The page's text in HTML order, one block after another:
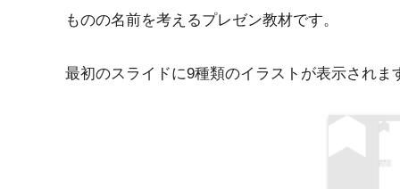
ものの名前を考えるプレゼン教材です。
最初のスライドに9種類のイラストが表示されま